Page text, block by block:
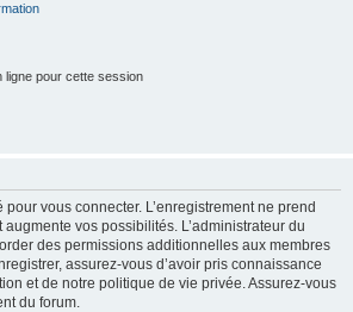
ligne pour cette session
vous connecter. L’enregistrement ne prend
vos possibilités. L’administrateur du
des permissions additionnelles aux membres
assurez-vous d’avoir pris connaissance
et de notre politique de vie privée. Assurez-vous
du forum.